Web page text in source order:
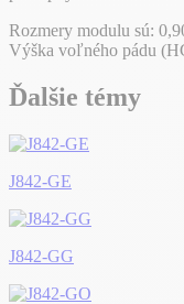
Rozmery modulu sú:
Výška voľného pádu
Ďalšie témy
J842-GE
J842-GG